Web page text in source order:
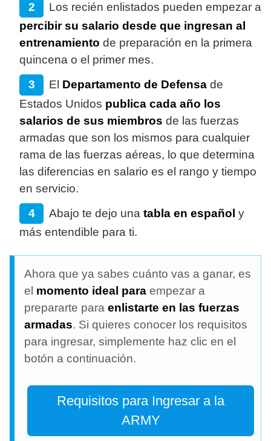
Los recién enlistados pueden empezar a
percibir su salario desde que ingresan al
entrenamiento de preparación en la primera
quincena o el primer mes.
El Departamento de Defensa de
Estados Unidos publica cada año los
salarios de sus miembros de las fuerzas
armadas que son los mismos para cualquier
rama de las fuerzas aéreas, lo que determina
las diferencias en salario es el rango y tiempo
en servicio.
Abajo te dejo una tabla en español y
más entendible para ti.
Ahora que ya sabes cuánto vas a ganar, es
el momento ideal para empezar a
prepararte para enlistarte en las fuerzas
armadas. Si quieres conocer los requisitos
para ingresar, simplemente haz clic en el
botón a continuación.
Requisitos para Ingresar a la
ARMY